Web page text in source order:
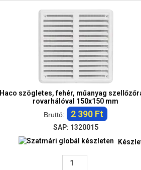
Haco szögletes, fehér, műanyag
rovarhálóval 150x150 mm
Bruttó:
2 390 Ft
SAP: 1320015